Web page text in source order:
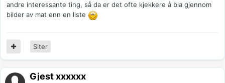
andre interessante ting, så da er det ofte kjekkere å bla gjennom
bilder av mat enn en liste
Siter
Gjest xxxxxx